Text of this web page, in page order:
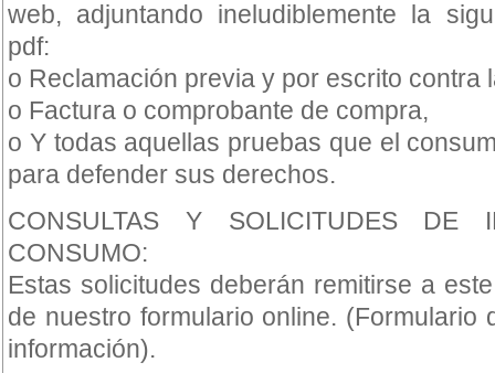
web, adjuntando ineludiblemente la
pdf:
o Reclamación previa y por escrito contra
o Factura o comprobante de compra,
o Y todas aquellas pruebas que el
para defender sus derechos.
CONSULTAS Y SOLICITUDES DE
CONSUMO:
Estas solicitudes deberán remitirse a
de nuestro formulario online. (Formulario
información).